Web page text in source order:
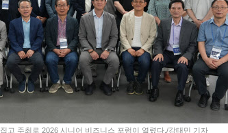
고 주최로 2026 시니어 비즈니스 포럼이 열렸다./강태민 기자